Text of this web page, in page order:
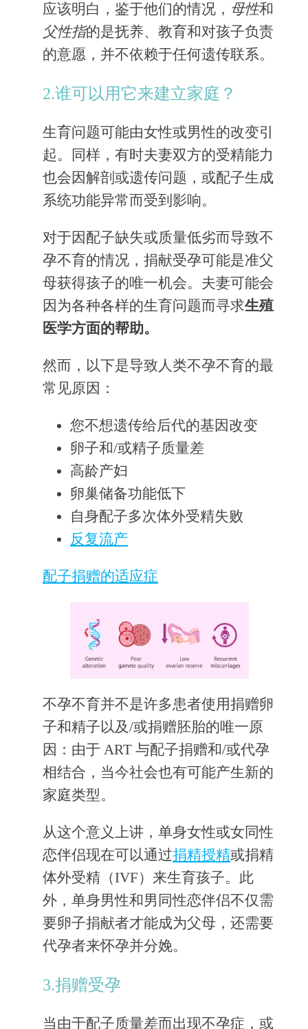
应该明白，鉴于他们的情况， 母性和
父性指的是抚养、教育和对孩子负责
的意愿，并不依赖于任何遗传联系。
2.谁可以用它来建立家庭？
生育问题可能由女性或男性的改变引
起。同样，有时夫妻双方的受精能力
也会因解剖或遗传问题，或配子生成
系统功能异常而受到影响。
对于因配子缺失或质量低劣而导致不
孕不育的情况，捐献受孕可能是准父
母获得孩子的唯一机会。夫妻可能会
因为各种各样的生育问题而寻求生殖
医学方面的帮助。
然而，以下是导致人类不孕不育的最
常见原因：
您不想遗传给后代的基因改变
卵子和/或精子质量差
高龄产妇
卵巢储备功能低下
自身配子多次体外受精失败
反复流产
配子捐赠的适应症
不孕不育并不是许多患者使用捐赠卵
子和精子以及/或捐赠胚胎的唯一原
因：由于 ART 与配子捐赠和/或代孕
相结合，当今社会也有可能产生新的
家庭类型。
从这个意义上讲，单身女性或女同性
恋伴侣现在可以通过捐精授精或捐精
体外受精（IVF）来生育孩子。此
外，单身男性和男同性恋伴侣不仅需
要卵子捐献者才能成为父母，还需要
代孕者来怀孕并分娩。
3.捐赠受孕
当由于配子质量差而出现不孕症，或